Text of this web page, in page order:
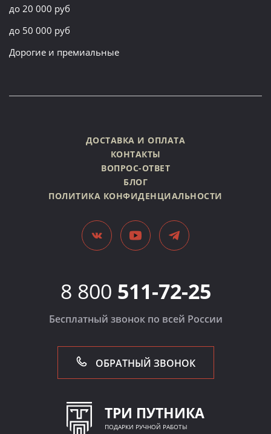
до 20 000 руб
до 50 000 руб
Дорогие и премиальные
ДОСТАВКА И ОПЛАТА
КОНТАКТЫ
ВОПРОС-ОТВЕТ
БЛОГ
ПОЛИТИКА КОНФИДЕНЦИАЛЬНОСТИ
8 800 511-72-25
Бесплатный звонок по всей России
ОБРАТНЫЙ ЗВОНОК
ТРИ ПУТНИКА
ПОДАРКИ РУЧНОЙ РАБОТЫ